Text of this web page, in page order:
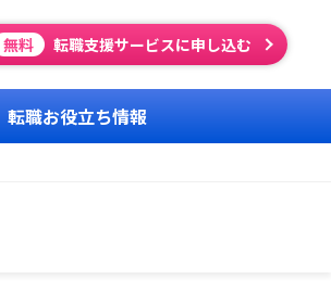
無料 転職支援サービスに申し込む
転職お役立ち情報